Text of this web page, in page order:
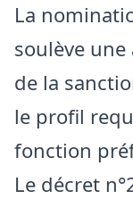
La
soulève
de la
le profil
fonction
Le décret